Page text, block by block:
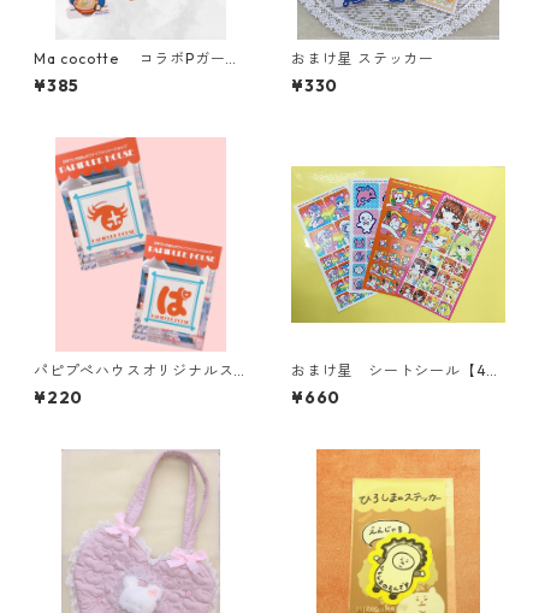
Ma cocotte コラボPガール
ステッカー
¥385
おまけ星 ステッカー
¥330
パピプぺハウスオリジナルス
テッカー【2種】
¥220
おまけ星 シートシール【4
種】
¥660